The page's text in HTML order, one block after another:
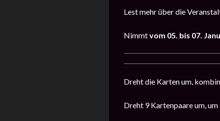
Lest mehr über die
Nimmtvom 05. bis 07.
Dreht die Karten um,
Dreht 9 Kartenpaare um,